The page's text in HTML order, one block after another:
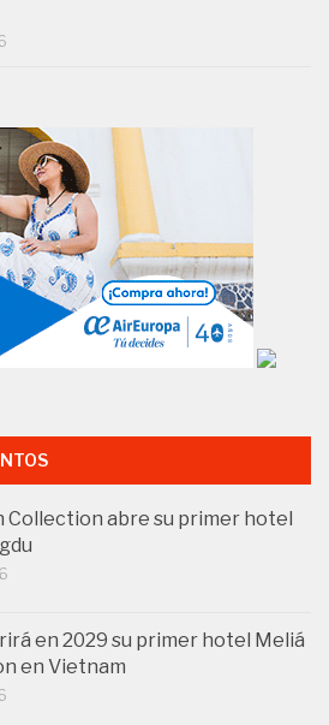
Collection abre su primer hotel
en 2029 su primer hotel Meliá
en Vietnam